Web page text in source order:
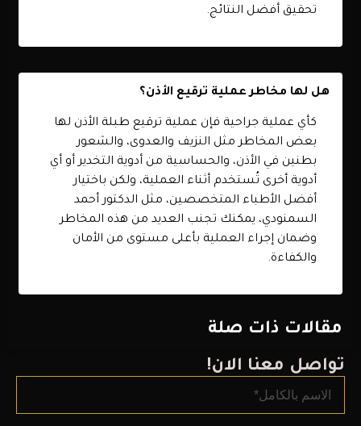
تحقيق أفضل النتائج.
هل لها مخاطر عملية ترقيع الأذن؟
كأي عملية جراحية فإن عملية ترقيع طبلة الأذن لها
بعض المخاطر مثل النزيف والعدوى، والشعور
بطنين في الأذن، والحساسية من أدوية التخدير أو أي
أدوية أخرى تُستخدم أثناء العملية، ولكن باختيار
أفضل الأطباء المتخصصين، مثل الدكتور أحمد
السمنودي، يمكنك تجنب العديد من هذه المخاطر
وضمان إجراء العملية بأعلى مستوى من الأمان
والكفاءة.
مقالات ذات صلة
تواصل معنا الان!